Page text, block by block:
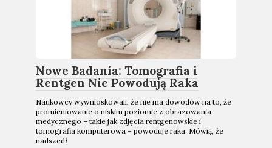
Nowe Badania: Tomografia i
Rentgen Nie Powodują Raka
Naukowcy wywnioskowali, że nie ma dowodów na to, że
promieniowanie o niskim poziomie z obrazowania
medycznego – takie jak zdjęcia rentgenowskie i
tomografia komputerowa – powoduje raka. Mówią, że
nadszedł